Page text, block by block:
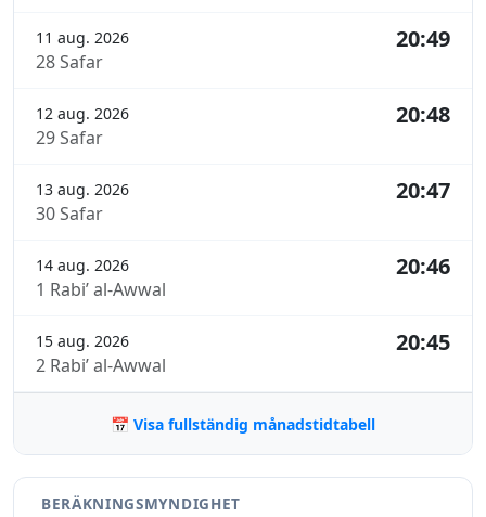
11 aug. 2026
28 Safar
20:49
12 aug. 2026
29 Safar
20:48
13 aug. 2026
30 Safar
20:47
14 aug. 2026
1 Rabi’ al-Awwal
20:46
15 aug. 2026
2 Rabi’ al-Awwal
20:45
📅 Visa fullständig månadstidtabell
BERÄKNINGSMYNDIGHET